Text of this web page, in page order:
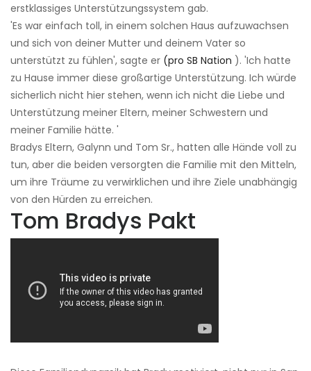
erstklassiges Unterstützungssystem gab.
'Es war einfach toll, in einem solchen Haus aufzuwachsen
und sich von deiner Mutter und deinem Vater so
unterstützt zu fühlen', sagte er (pro SB Nation ). 'Ich hatte
zu Hause immer diese großartige Unterstützung. Ich würde
sicherlich nicht hier stehen, wenn ich nicht die Liebe und
Unterstützung meiner Eltern, meiner Schwestern und
meiner Familie hätte. '
Bradys Eltern, Galynn und Tom Sr., hatten alle Hände voll zu
tun, aber die beiden versorgten die Familie mit den Mitteln,
um ihre Träume zu verwirklichen und ihre Ziele unabhängig
von den Hürden zu erreichen.
Tom Bradys Pakt